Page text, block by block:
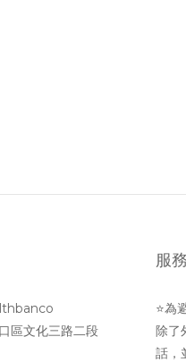
區文化三路二段
服
⭐為
除了
話，